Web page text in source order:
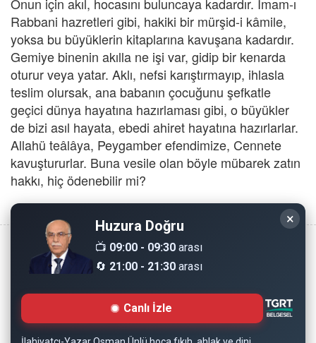
Rabbani hazretleri gibi, hakiki bir mürşid-i kâmile,
yoksa bu büyüklerin kitaplarına kavuşana kadardır.
Gemiye binenin akılla ne işi var, gidip bir kenarda
oturur veya yatar. Aklı, nefsi karıştırmayıp, ihlasla
teslim olursak, ana babanın çocuğunu şefkatle
geçici dünya hayatına hazırlaması gibi, o büyükler
de bizi asıl hayata, ebedi ahiret hayatına hazırlarlar.
Allahü teâlâya, Peygamber efendimize, Cennete
kavuştururlar. Buna vesile olan böyle mübarek zatın
hakkı, hiç ödenebilir mi?
Sitemizdeki bilgiler, bütün insanların istifadesi için
hazırlanmıştır. Orijinaline sadık kalmak şartıyla, izin
×
Huzura Doğru
📺 09:00 - 09:30 arası
🔄 21:00 - 21:30 arası
Canlı İzle